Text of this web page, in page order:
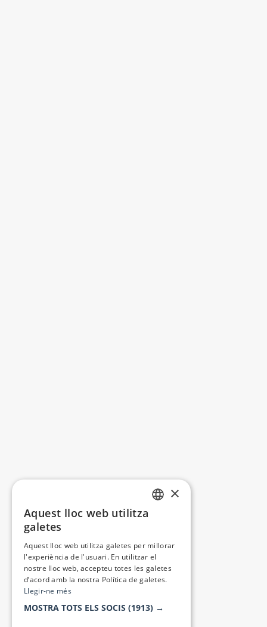
×
Aquest lloc web utilitza
galetes
Aquest lloc web utilitza galetes per millorar
l'experiència de l'usuari. En utilitzar el
nostre lloc web, accepteu totes les galetes
d’acord amb la nostra Política de galetes.
Llegir-ne més
MOSTRA TOTS ELS SOCIS (1913) →